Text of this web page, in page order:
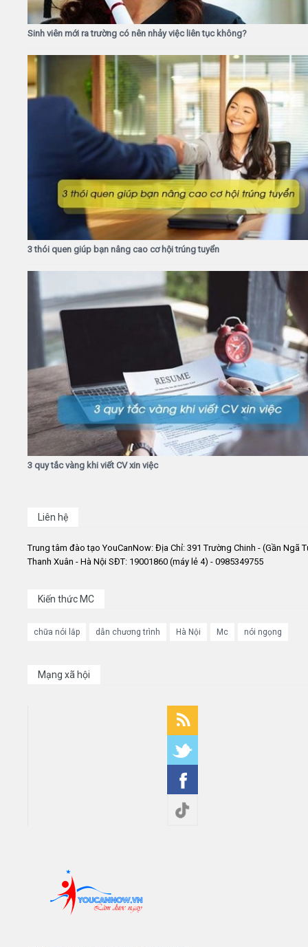
Sinh viên mới ra trường có nên nhảy việc liên tục không?
3 thói quen giúp bạn nâng cao cơ hội trúng tuyển
3 quy tắc vàng khi viết CV xin việc
Liên hệ
Trung tâm đào tạo YouCanNow: Địa Chỉ: 391 Trường Chinh - (Gần Ngã
Thanh Xuân - Hà Nội SĐT: 19001860 (máy lẻ 4) - 0985349755
Kiến thức MC
chữa nói lắp dẫn chương trình Hà Nội Mc nói ngọng
Mạng xã hội